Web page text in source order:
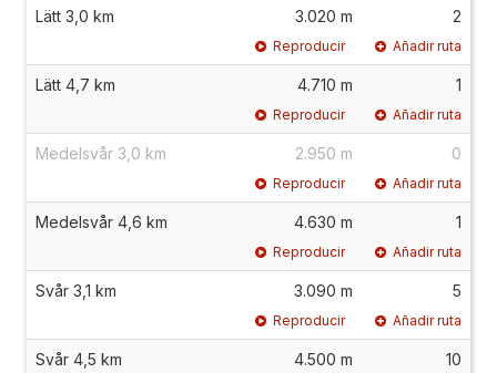
Lätt 3,0 km 3.020 m 2
Reproducir Añadir ruta
Lätt 4,7 km 4.710 m 1
Reproducir Añadir ruta
Medelsvår 3,0 km 2.950 m 0
Reproducir Añadir ruta
Medelsvår 4,6 km 4.630 m 1
Reproducir Añadir ruta
Svår 3,1 km 3.090 m 5
Reproducir Añadir ruta
Svår 4,5 km 4.500 m 10